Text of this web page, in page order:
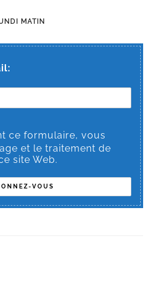
MATIN
ce formulaire, vous
et le traitement de
site Web.